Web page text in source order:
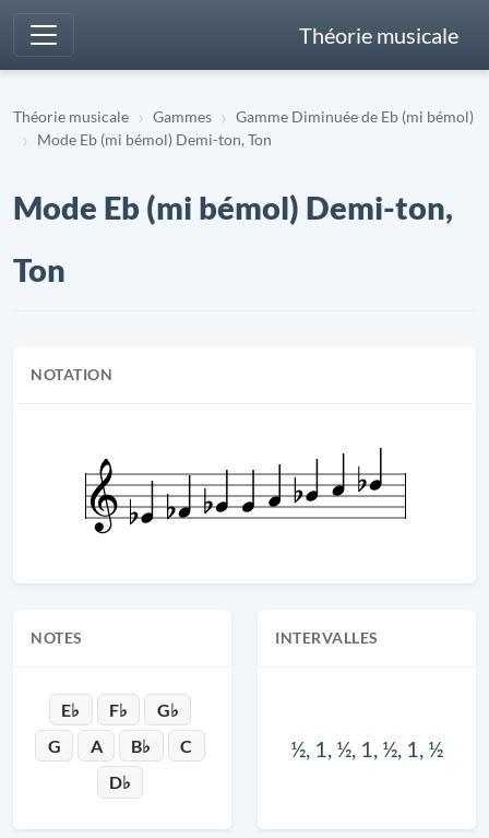
Théorie musicale
Théorie musicale Gammes
Gamme Diminuée de Eb (mi bémol)
Mode Eb (mi bémol) Demi-ton, Ton
Mode Eb (mi bémol) Demi-ton,
Ton
NOTATION
NOTES
E♭ F♭
G♭
G
A B♭
C
D♭
INTERVALLES
½, 1, ½, 1, ½, 1, ½